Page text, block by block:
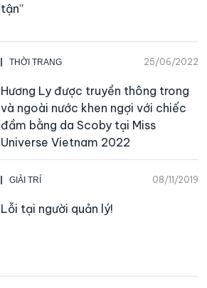
tận”
THỜI TRANG 25/06/2022
Hương Ly được truyền thông trong
và ngoài nước khen ngợi với chiếc
đầm bằng da Scoby tại Miss
Universe Vietnam 2022
GIẢI TRÍ 08/11/2019
Lỗi tại người quản lý!